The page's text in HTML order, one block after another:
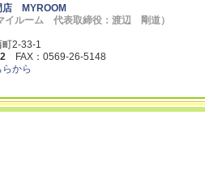
店 MYROOM
イルーム 代表取締役：渡辺 剛道）
2-33-1
FAX：0569-26-5148
から